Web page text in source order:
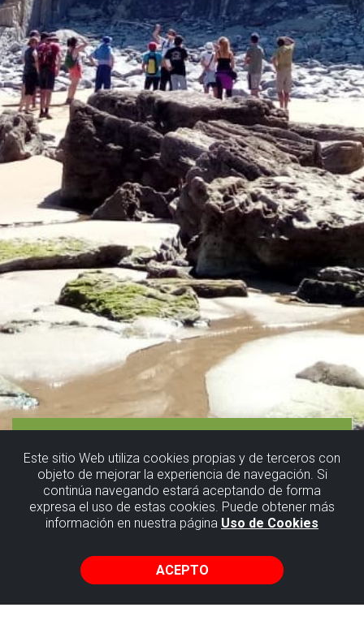
Este sitio Web utiliza cookies propias y de terceros con
objeto de mejorar la experiencia de navegación. Si
continúa navegando estará aceptando de forma
expresa el uso de estas cookies. Puede obtener más
información en nuestra página Uso de Cookies
ACEPTO